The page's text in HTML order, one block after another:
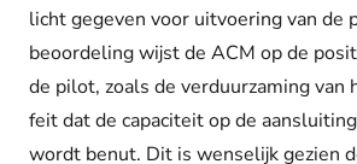
licht gegeven voor uitvoering van de
beoordeling wijst de ACM op de
de pilot, zoals de verduurzaming van
feit dat de capaciteit op de
wordt benut. Dit is wenselijk gezien